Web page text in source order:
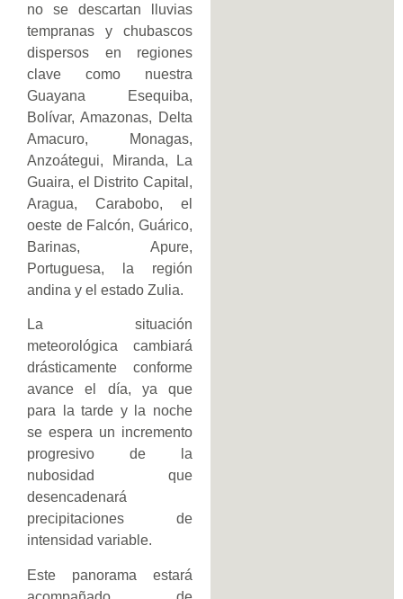
no se descartan lluvias
tempranas y chubascos
dispersos en regiones
clave como nuestra
Guayana Esequiba,
Bolívar, Amazonas, Delta
Amacuro, Monagas,
Anzoátegui, Miranda, La
Guaira, el Distrito Capital,
Aragua, Carabobo, el
oeste de Falcón, Guárico,
Barinas, Apure,
Portuguesa, la región
andina y el estado Zulia.
La situación
meteorológica cambiará
drásticamente conforme
avance el día, ya que
para la tarde y la noche
se espera un incremento
progresivo de la
nubosidad que
desencadenará
precipitaciones de
intensidad variable.
Este panorama estará